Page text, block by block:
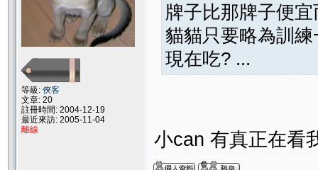
等級: 俠客
文章: 20
註冊時間: 2004-12-19
最近來訪: 2005-11-04
離線
牌子比那牌子便
貓貓只要略為訓
現在吃? ...
小can 有真正在看